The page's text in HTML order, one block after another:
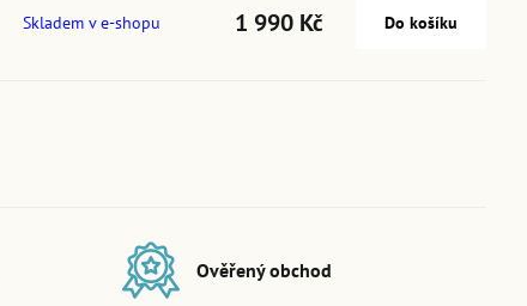
Skladem v e-shopu 1 990 Kč Do košíku
Ověřený obchod